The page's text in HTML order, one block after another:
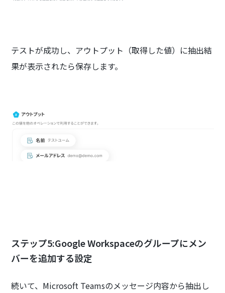
テストが成功し、アウトプット（取得した値）に抽出結
果が表示されたら保存します。
ステップ5:Google Workspaceのグループにメン
バーを追加する設定
続いて、Microsoft Teamsのメッセージ内容から抽出し